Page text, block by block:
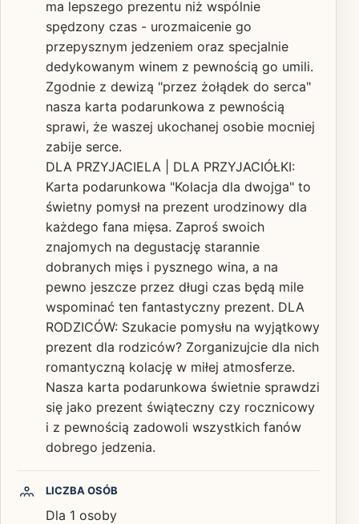
ma lepszego prezentu niż wspólnie
spędzony czas - urozmaicenie go
przepysznym jedzeniem oraz specjalnie
dedykowanym winem z pewnością go umili.
Zgodnie z dewizą "przez żołądek do serca"
nasza karta podarunkowa z pewnością
sprawi, że waszej ukochanej osobie mocniej
zabije serce.
DLA PRZYJACIELA | DLA PRZYJACIÓŁKI:
Karta podarunkowa "Kolacja dla dwojga" to
świetny pomysł na prezent urodzinowy dla
każdego fana mięsa. Zaproś swoich
znajomych na degustację starannie
dobranych mięs i pysznego wina, a na
pewno jeszcze przez długi czas będą mile
wspominać ten fantastyczny prezent. DLA
RODZICÓW: Szukacie pomysłu na wyjątkowy
prezent dla rodziców? Zorganizujcie dla nich
romantyczną kolację w miłej atmosferze.
Nasza karta podarunkowa świetnie sprawdzi
się jako prezent świąteczny czy rocznicowy
i z pewnością zadowoli wszystkich fanów
dobrego jedzenia.
LICZBA OSÓB
Dla 1 osoby